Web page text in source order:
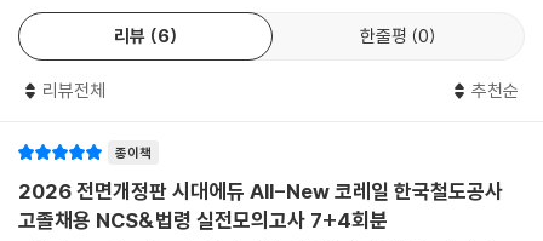
리뷰 6 한줄평 0
리뷰전체 추천순
종이책
2026 전면개정판 시대에듀 All-New 코레일 한국철도공사
고졸채용 NCS&법령 실전모의고사 7+4회분